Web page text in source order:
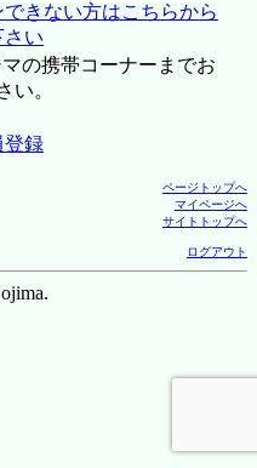
きない方はこちらから
さい
の携帯コーナーまでお
い。
登録
ページトップへ
マイページへ
サイトトップへ
ログアウト